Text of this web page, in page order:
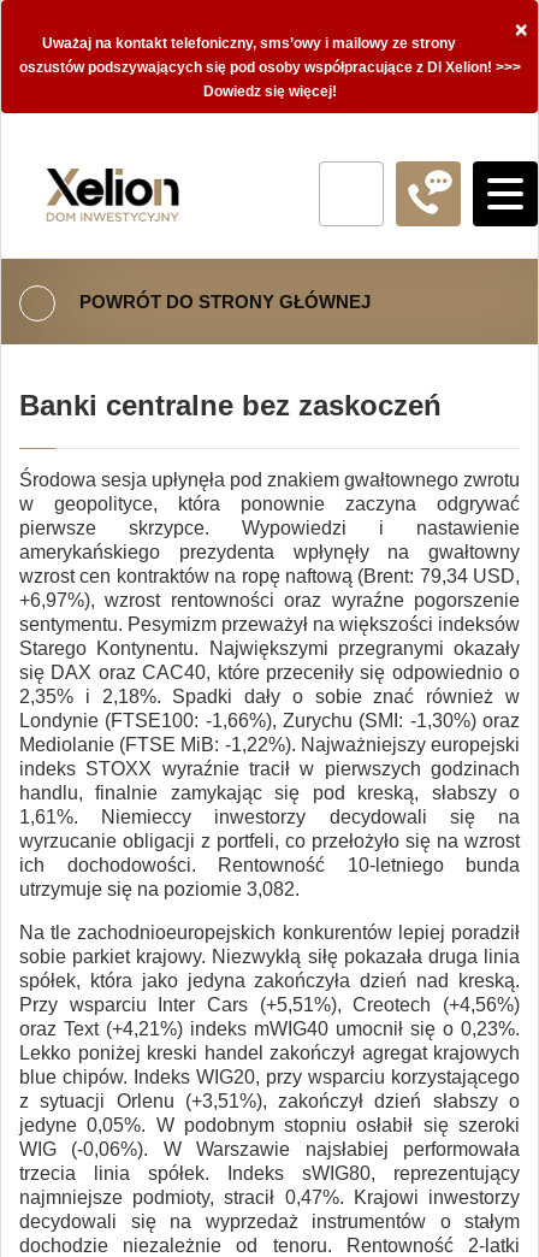
×
Uważaj na kontakt telefoniczny, sms’owy i mailowy ze strony
oszustów podszywających się pod osoby współpracujące z DI Xelion! >>>
Dowiedz się więcej!
POWRÓT DO STRONY GŁÓWNEJ
Banki centralne bez zaskoczeń
Środowa sesja upłynęła pod znakiem gwałtownego zwrotu
w geopolityce, która ponownie zaczyna odgrywać
pierwsze skrzypce. Wypowiedzi i nastawienie
amerykańskiego prezydenta wpłynęły na gwałtowny
wzrost cen kontraktów na ropę naftową (Brent: 79,34 USD,
+6,97%), wzrost rentowności oraz wyraźne pogorszenie
sentymentu. Pesymizm przeważył na większości indeksów
Starego Kontynentu. Największymi przegranymi okazały
się DAX oraz CAC40, które przeceniły się odpowiednio o
2,35% i 2,18%. Spadki dały o sobie znać również w
Londynie (FTSE100: -1,66%), Zurychu (SMI: -1,30%) oraz
Mediolanie (FTSE MiB: -1,22%). Najważniejszy europejski
indeks STOXX wyraźnie tracił w pierwszych godzinach
handlu, finalnie zamykając się pod kreską, słabszy o
1,61%. Niemieccy inwestorzy decydowali się na
wyrzucanie obligacji z portfeli, co przełożyło się na wzrost
ich dochodowości. Rentowność 10-letniego bunda
utrzymuje się na poziomie 3,082.
Na tle zachodnioeuropejskich konkurentów lepiej poradził
sobie parkiet krajowy. Niezwykłą siłę pokazała druga linia
spółek, która jako jedyna zakończyła dzień nad kreską.
Przy wsparciu Inter Cars (+5,51%), Creotech (+4,56%)
oraz Text (+4,21%) indeks mWIG40 umocnił się o 0,23%.
Lekko poniżej kreski handel zakończył agregat krajowych
blue chipów. Indeks WIG20, przy wsparciu korzystającego
z sytuacji Orlenu (+3,51%), zakończył dzień słabszy o
jedyne 0,05%. W podobnym stopniu osłabił się szeroki
WIG (-0,06%). W Warszawie najsłabiej performowała
trzecia linia spółek. Indeks sWIG80, reprezentujący
najmniejsze podmioty, stracił 0,47%. Krajowi inwestorzy
decydowali się na wyprzedaż instrumentów o stałym
dochodzie niezależnie od tenoru. Rentowność 2-latki